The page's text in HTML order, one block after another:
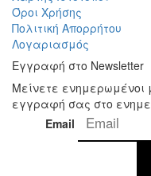
Όροι Χρήσης
Πολιτική Απορρήτου
Λογαριασμός
Εγγραφή στο Newsletter
Μείνετε
εγγραφή σας στο
Email